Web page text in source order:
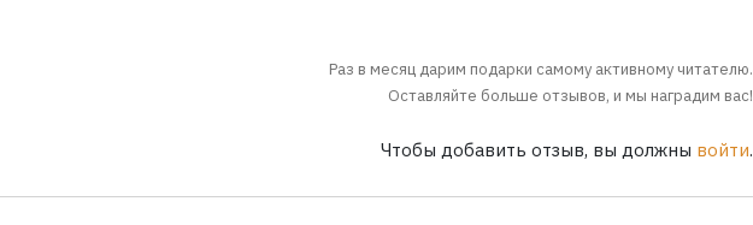
Раз в месяц дарим подарки самому активному читателю.
Оставляйте больше отзывов, и мы наградим вас!
Чтобы добавить отзыв, вы должны войти.